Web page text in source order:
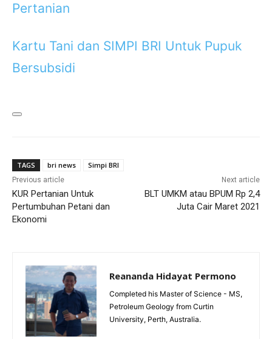
Pertanian
Kartu Tani dan SIMPI BRI Untuk Pupuk
Bersubsidi
TAGS bri news Simpi BRI
Previous article
KUR Pertanian Untuk
Pertumbuhan Petani dan
Ekonomi
Next article
BLT UMKM atau BPUM Rp 2,4
Juta Cair Maret 2021
Reananda Hidayat Permono
Completed his Master of Science - MS,
Petroleum Geology from Curtin
University, Perth, Australia.